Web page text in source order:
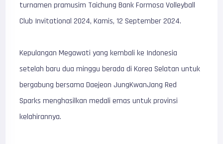
turnamen pramusim Taichung Bank Formosa Volleyball
Club Invitational 2024, Kamis, 12 September 2024.
Kepulangan Megawati yang kembali ke Indonesia
setelah baru dua minggu berada di Korea Selatan untuk
bergabung bersama Daejeon JungKwanJang Red
Sparks menghasilkan medali emas untuk provinsi
kelahirannya.